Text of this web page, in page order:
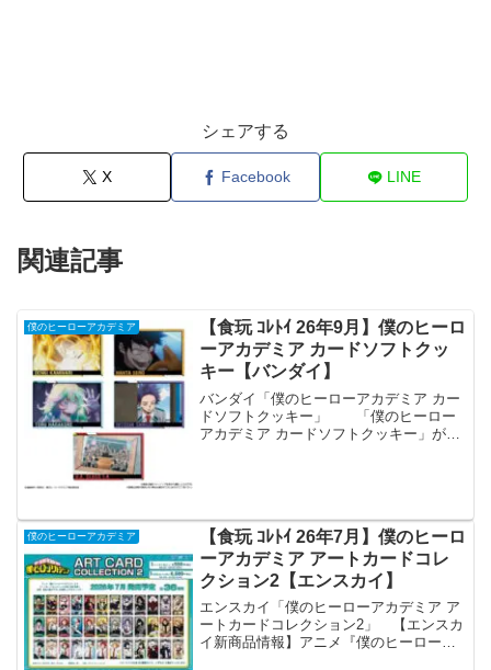
シェアする
X Facebook LINE
関連記事
僕のヒーローアカデミア
【食玩 ｺﾚﾄｲ 26年9月】僕のヒーロ
ーアカデミア カードソフトクッ
キー【バンダイ】
バンダイ「僕のヒーローアカデミア カー
ドソフトクッキー」 「僕のヒーロー
アカデミア カードソフトクッキー」が全
僕のヒーローアカデミア
【食玩 ｺﾚﾄｲ 26年7月】僕のヒーロ
ーアカデミア アートカードコレ
クション2【エンスカイ】
エンスカイ「僕のヒーローアカデミア ア
ートカードコレクション2」 【エンスカ
イ新商品情報】アニメ『僕のヒーローア